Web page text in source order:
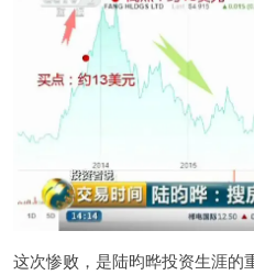
这次惨败，是陆昀晔投资生涯的